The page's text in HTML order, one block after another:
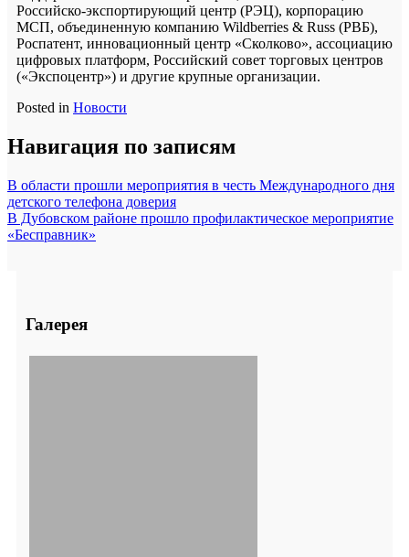
Российско-экспортирующий центр (РЭЦ), корпорацию
МСП, объединенную компанию Wildberries & Russ (РВБ),
Роспатент, инновационный центр «Сколково», ассоциацию
цифровых платформ, Российский совет торговых центров
(«Экспоцентр») и другие крупные организации.
Posted in Новости
Навигация по записям
В области прошли мероприятия в честь Международного дня
детского телефона доверия
В Дубовском районе прошло профилактическое мероприятие
«Бесправник»
Галерея